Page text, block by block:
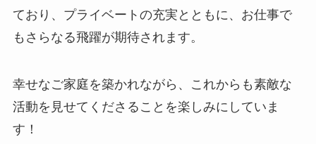
ており、プライベートの充実とともに、お仕事で
もさらなる飛躍が期待されます。
幸せなご家庭を築かれながら、これからも素敵な
活動を見せてくださることを楽しみにしていま
す！